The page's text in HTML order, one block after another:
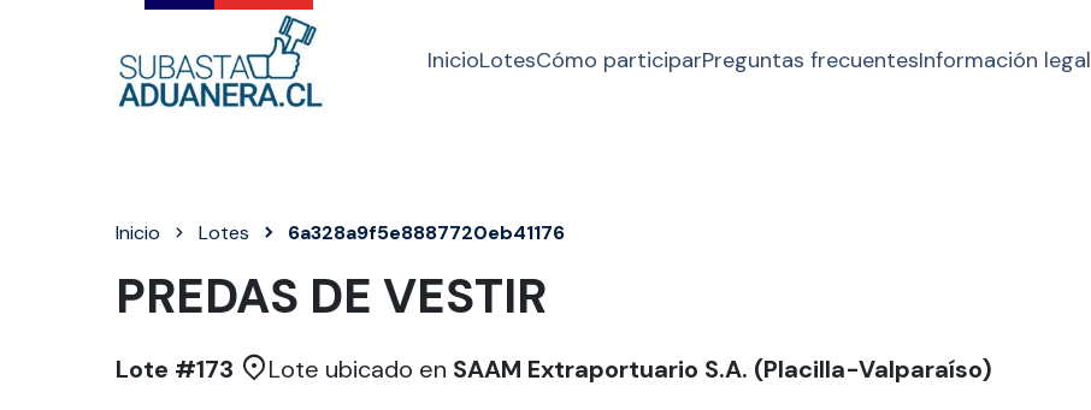
InicioLotesCómo participarPreguntas frecuentesInformación legal
Inicio Lotes 6a328a9f5e8887720eb41176
PREDAS DE VESTIR
Lote #173 Lote ubicado en SAAM Extraportuario S.A. (Placilla-Valparaíso)